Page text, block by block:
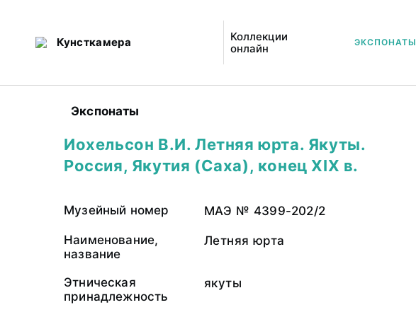
Кунсткамера
Коллекции
онлайн
ЭКСПОНАТЫ
Экспонаты
Иохельсон В.И. Летняя юрта. Якуты.
Россия, Якутия (Саха), конец XIX в.
Музейный номер МАЭ № 4399-202/2
Наименование,
название
Летняя юрта
Этническая
принадлежность
якуты